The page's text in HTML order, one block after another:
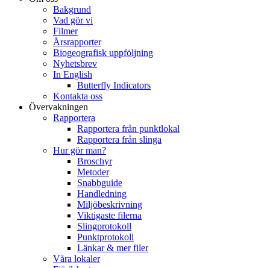
Bakgrund
Vad gör vi
Filmer
Årsrapporter
Biogeografisk uppföljning
Nyhetsbrev
In English
Butterfly Indicators
Kontakta oss
Övervakningen
Rapportera
Rapportera från punktlokal
Rapportera från slinga
Hur gör man?
Broschyr
Metoder
Snabbguide
Handledning
Miljöbeskrivning
Viktigaste filerna
Slingprotokoll
Punktprotokoll
Länkar & mer filer
Våra lokaler